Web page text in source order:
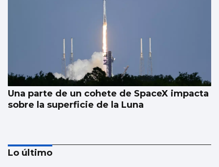
Una parte de un cohete de SpaceX impacta
sobre la superficie de la Luna
Lo último